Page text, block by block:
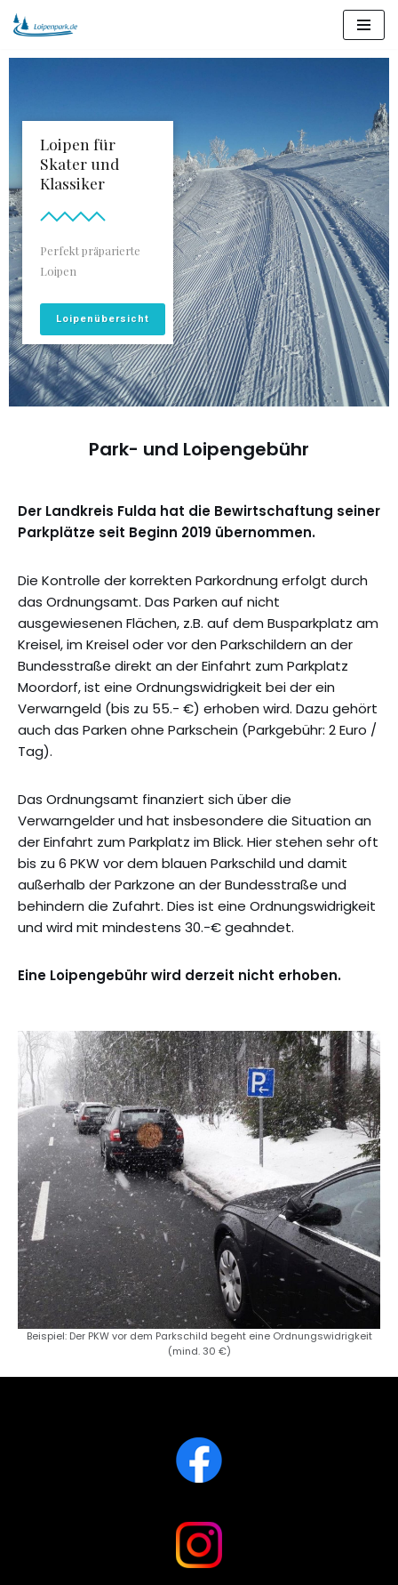
Loipen für
Skater und
Klassiker
Perfekt präparierte
Loipen
Loipenübersicht
Park- und Loipengebühr
Der Landkreis Fulda hat die Bewirtschaftung seiner
Parkplätze seit Beginn 2019 übernommen.
Die Kontrolle der korrekten Parkordnung erfolgt durch
das Ordnungsamt. Das Parken auf nicht
ausgewiesenen Flächen, z.B. auf dem Busparkplatz am
Kreisel, im Kreisel oder vor den Parkschildern an der
Bundesstraße direkt an der Einfahrt zum Parkplatz
Moordorf, ist eine Ordnungswidrigkeit bei der ein
Verwarngeld (bis zu 55.- €) erhoben wird. Dazu gehört
auch das Parken ohne Parkschein (Parkgebühr: 2 Euro /
Tag).
Das Ordnungsamt finanziert sich über die
Verwarngelder und hat insbesondere die Situation an
der Einfahrt zum Parkplatz im Blick. Hier stehen sehr oft
bis zu 6 PKW vor dem blauen Parkschild und damit
außerhalb der Parkzone an der Bundesstraße und
behindern die Zufahrt. Dies ist eine Ordnungswidrigkeit
und wird mit mindestens 30.-€ geahndet.
Eine Loipengebühr wird derzeit nicht erhoben.
Beispiel: Der PKW vor dem Parkschild begeht eine Ordnungswidrigkeit
(mind. 30 €)